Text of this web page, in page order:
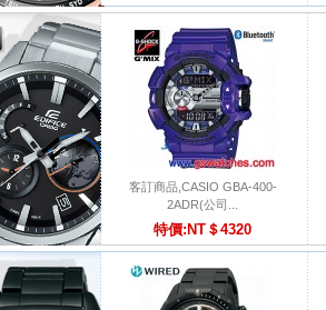
客訂商品,CASIO GBA-400-
2ADR(公司...
特價:NT＄4320